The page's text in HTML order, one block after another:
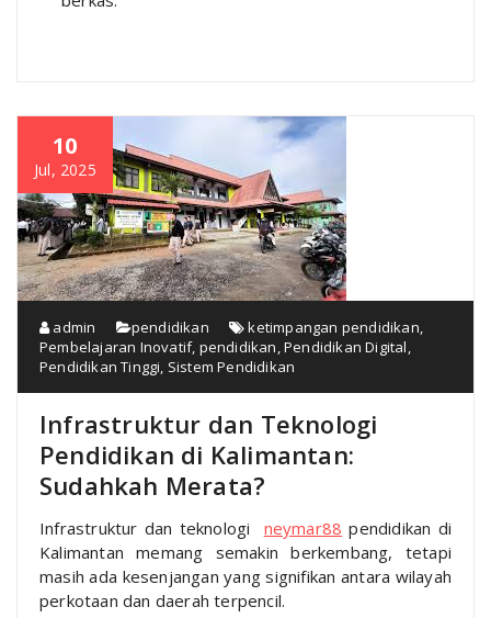
10
Jul, 2025
admin pendidikan ketimpangan pendidikan
Pembelajaran Inovatif, pendidikan ,Pendidikan Digital
Pendidikan Tinggi Sistem Pendidikan
Infrastruktur dan Teknologi
Pendidikan di Kalimantan:
Sudahkah Merata?
Infrastruktur dan teknologi neymar88 pendidikan di
Kalimantan memang semakin berkembang, tetapi
masih ada kesenjangan yang signifikan antara wilayah
perkotaan dan daerah terpencil.